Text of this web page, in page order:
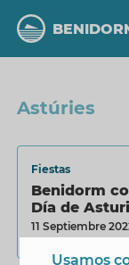
contenido
principal
Astúries
Fiestas
Benidorm
Día de
11 Septiembre
Usamos